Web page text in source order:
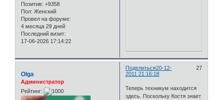
Позитив: +9358
Пол: Женский
Провел на форуме:
4 месяца 29 дней
Последний визит:
17-06-2026 17:14:22
Поделиться 27
20-12-
2011 21:16:18
Olga
Администратор
Рейтинг:
Теперь техникум находится
здесь. Поскольку Костя знает